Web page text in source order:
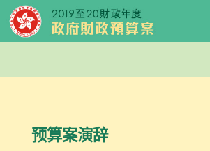
预算案演辞